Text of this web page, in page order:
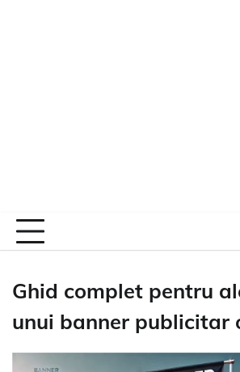
Ghid complet pentru
unui banner publicitar